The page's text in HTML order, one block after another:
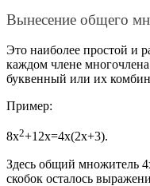
Вынесение общего
Это наиболее простой и
каждом члене
буквенный или их
Пример:
8x2+12x=4x(2x+3).
Здесь общий множитель
скобок осталось